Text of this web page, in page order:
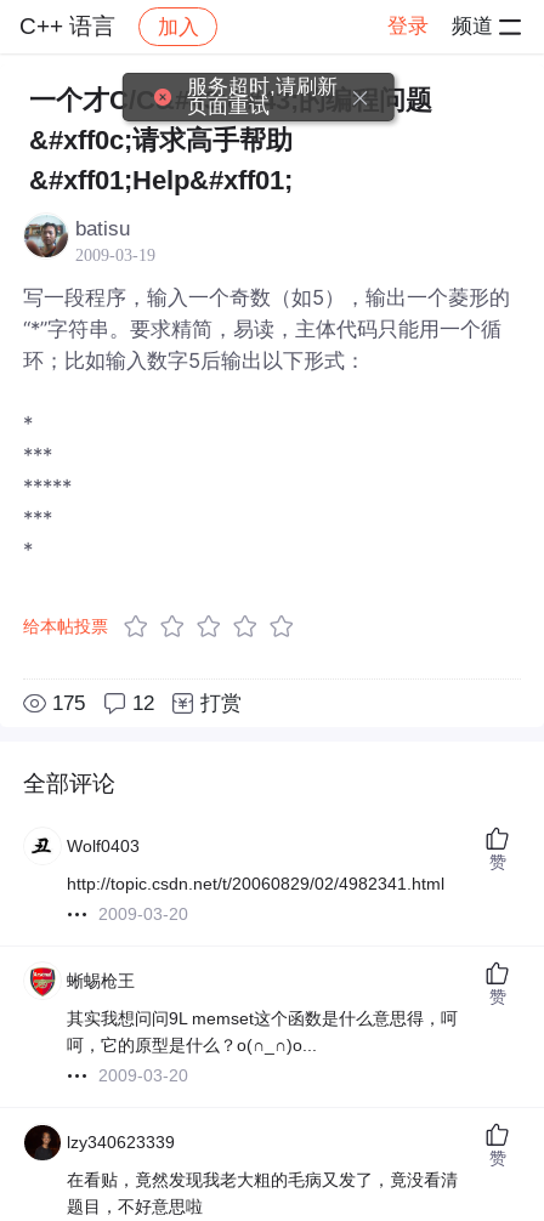
C++ 语言 加入 登录 频道
社区 C++ 语言 帖子详情
一个才C/C&#43;&#43;的编程问题
&#xff0c;请求高手帮助
&#xff01;Help&#xff01;
batisu
2009-03-19
写一段程序，输入一个奇数（如5），输出一个菱形的
“*”字符串。要求精简，易读，主体代码只能用一个循
环；比如输入数字5后输出以下形式：
*
***
*****
***
*
给本帖投票
175 12 打赏
全部评论
Wolf0403
http://topic.csdn.net/t/20060829/02/4982341.html
2009-03-20
赞
蜥蜴枪王
其实我想问问9L memset这个函数是什么意思得，呵
呵，它的原型是什么？o(∩_∩)o...
2009-03-20
赞
lzy340623339
在看贴，竟然发现我老大粗的毛病又发了，竟没看清
题目，不好意思啦
赞
服务超时,请刷新
页面重试